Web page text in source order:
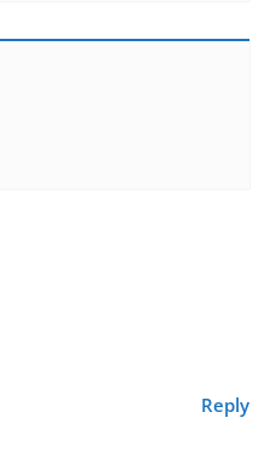
Reply